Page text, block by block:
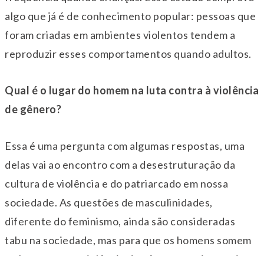
algo que já é de conhecimento popular: pessoas que
foram criadas em ambientes violentos tendem a
reproduzir esses comportamentos quando adultos.
Qual é o lugar do homem na luta contra à violência
de gênero?
Essa é uma pergunta com algumas respostas, uma
delas vai ao encontro com a desestruturação da
cultura de violência e do patriarcado em nossa
sociedade. As questões de masculinidades,
diferente do feminismo, ainda são consideradas
tabu na sociedade, mas para que os homens somem